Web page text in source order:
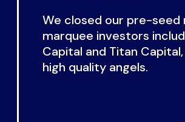
We closed our pre-seed
marquee investors
Capital and Titan
high quality angels.